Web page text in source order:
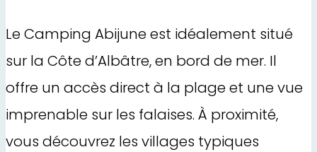
Le Camping Abijune est idéalement situé
sur la Côte d’Albâtre, en bord de mer. Il
offre un accès direct à la plage et une vue
imprenable sur les falaises. À proximité,
vous découvrez les villages typiques